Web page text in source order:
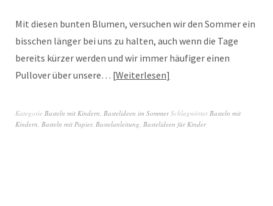
Mit diesen bunten Blumen, versuchen wir den Sommer ein
bisschen länger bei uns zu halten, auch wenn die Tage
bereits kürzer werden und wir immer häufiger einen
Pullover über unsere… Weiterlesen
Kategorie Basteln mit Kindern, Bastelideen im Sommer SchlagwörterBasteln mit
Kindern, Basteln mit Papier, Bastelanleitung, Bastelideen für Kinder